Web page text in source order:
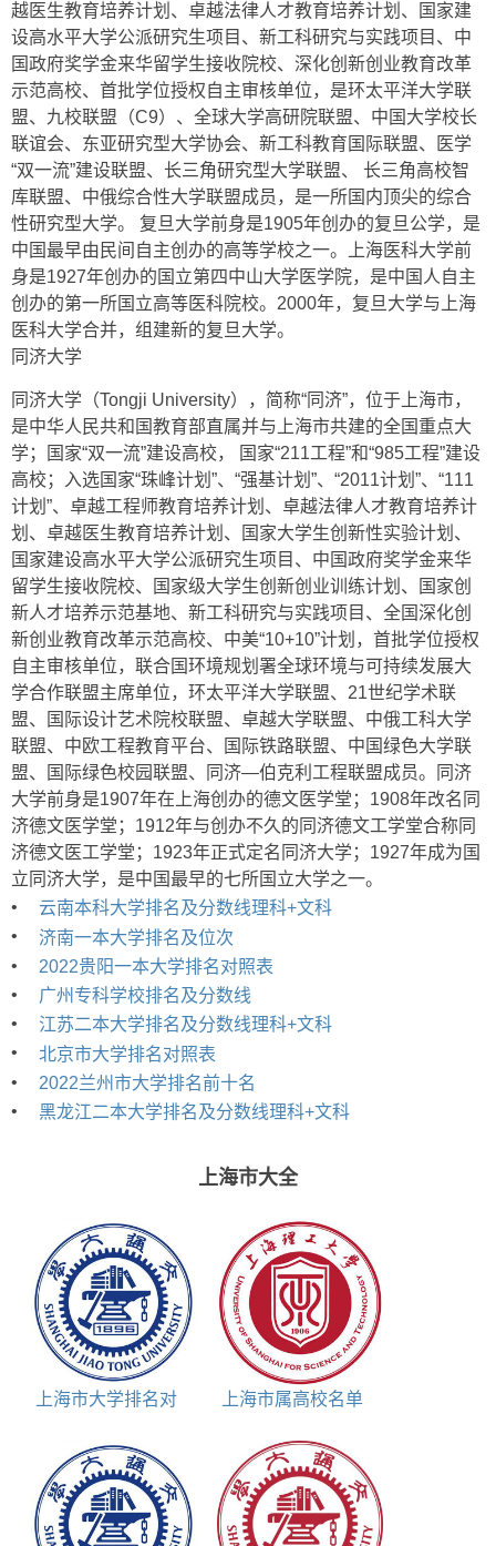
越医生教育培养计划、卓越法律人才教育培养计划、国家建
设高水平大学公派研究生项目、新工科研究与实践项目、中
国政府奖学金来华留学生接收院校、深化创新创业教育改革
示范高校、首批学位授权自主审核单位，是环太平洋大学联
盟、九校联盟（C9）、全球大学高研院联盟、中国大学校长
联谊会、东亚研究型大学协会、新工科教育国际联盟、医学
“双一流”建设联盟、长三角研究型大学联盟、 长三角高校智
库联盟、中俄综合性大学联盟成员，是一所国内顶尖的综合
性研究型大学。 复旦大学前身是1905年创办的复旦公学，是
中国最早由民间自主创办的高等学校之一。上海医科大学前
身是1927年创办的国立第四中山大学医学院，是中国人自主
创办的第一所国立高等医科院校。2000年，复旦大学与上海
医科大学合并，组建新的复旦大学。
同济大学
同济大学（Tongji University），简称“同济”，位于上海市，
是中华人民共和国教育部直属并与上海市共建的全国重点大
学；国家“双一流”建设高校， 国家“211工程”和“985工程”建设
高校；入选国家“珠峰计划”、“强基计划”、“2011计划”、“111
计划”、卓越工程师教育培养计划、卓越法律人才教育培养计
划、卓越医生教育培养计划、国家大学生创新性实验计划、
国家建设高水平大学公派研究生项目、中国政府奖学金来华
留学生接收院校、国家级大学生创新创业训练计划、国家创
新人才培养示范基地、新工科研究与实践项目、全国深化创
新创业教育改革示范高校、中美“10+10”计划，首批学位授权
自主审核单位，联合国环境规划署全球环境与可持续发展大
学合作联盟主席单位，环太平洋大学联盟、21世纪学术联
盟、国际设计艺术院校联盟、卓越大学联盟、中俄工科大学
联盟、中欧工程教育平台、国际铁路联盟、中国绿色大学联
盟、国际绿色校园联盟、同济—伯克利工程联盟成员。同济
大学前身是1907年在上海创办的德文医学堂；1908年改名同
济德文医学堂；1912年与创办不久的同济德文工学堂合称同
济德文医工学堂；1923年正式定名同济大学；1927年成为国
立同济大学，是中国最早的七所国立大学之一。
•
云南本科大学排名及分数线理科+文科
•
济南一本大学排名及位次
•
2022贵阳一本大学排名对照表
•
广州专科学校排名及分数线
•
江苏二本大学排名及分数线理科+文科
•
北京市大学排名对照表
•
2022兰州市大学排名前十名
•
黑龙江二本大学排名及分数线理科+文科
上海市大全
上海市大学排名对
上海市属高校名单